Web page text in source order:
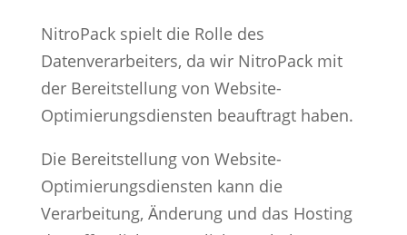
NitroPack spielt die Rolle des
Datenverarbeiters, da wir NitroPack mit
der Bereitstellung von Website-
Optimierungsdiensten beauftragt haben.
Die Bereitstellung von Website-
Optimierungsdiensten kann die
Verarbeitung, Änderung und das Hosting